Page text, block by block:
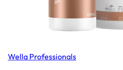
Wella Professionals